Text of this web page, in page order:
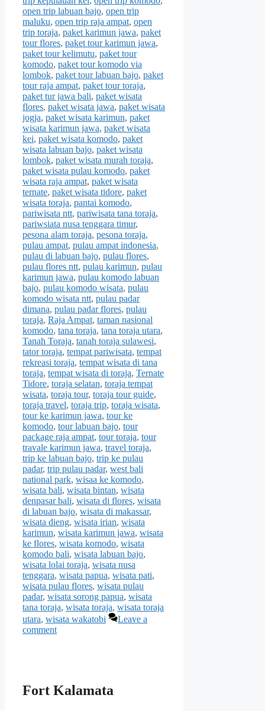
open trip labuan bajo, open trip
maluku, open trip raja ampat, open
trip toraja, paket karimun jawa, paket
tour flores, paket tour karimun jawa,
paket tour kelimutu, paket tour
komodo, paket tour komodo via
lombok, paket tour labuan bajo, paket
tour raja ampat, paket tour toraja,
paket tur jawa bali, paket wisata
flores, paket wisata jawa, paket wisata
jogja, paket wisata karimun, paket
wisata karimun jawa, paket wisata
kei, paket wisata komodo, paket
wisata labuan bajo, paket wisata
lombok, paket wisata murah toraja,
paket wisata pulau komodo, paket
wisata raja ampat, paket wisata
ternate, paket wisata tidore, paket
wisata toraja, pantai komodo,
pariwisata ntt, pariwisata tana toraja,
pariwsiata nusa tenggara timur,
pesona alam toraja, pesona toraja,
pulau ampat, pulau ampat indonesia,
pulau di labuan bajo, pulau flores,
pulau flores ntt, pulau karimun, pulau
karimun jawa, pulau komodo labuan
bajo, pulau komodo wisata, pulau
komodo wisata ntt, pulau padar
dimana, pulau padar flores, pulau
toraja, Raja Ampat, taman nasional
komodo, tana toraja, tana toraja utara,
Tanah Toraja, tanah toraja sulawesi,
tator toraja, tempat pariwisata, tempat
rekreasi toraja, tempat wisata di tana
toraja, tempat wisata di toraja, Ternate
Tidore, toraja selatan, toraja tempat
wisata, toraja tour, toraja tour guide,
toraja travel, toraja trip, toraja wisata,
tour ke karimun jawa, tour ke
komodo, tour labuan bajo, tour
package raja ampat, tour toraja, tour
travale karimun jawa, travel toraja,
trip ke labuan bajo, trip ke pulau
padar, trip pulau padar, west bali
national park, wisaa ke komodo,
wisata bali, wisata bintan, wisata
denpasar bali, wisata di flores, wisata
di labuan bajo, wisata di makassar,
wisata dieng, wisata irian, wisata
karimun, wisata karimun jawa, wisata
ke flores, wisata komodo, wisata
komodo bali, wisata labuan bajo,
wisata lolai toraja, wisata nusa
tenggara, wisata papua, wisata pati,
wisata pulau flores, wisata pulau
padar, wisata sorong papua, wisata
tana toraja, wisata toraja, wisata toraja
utara, wisata wakatobi
Leave a
comment
Fort Kalamata